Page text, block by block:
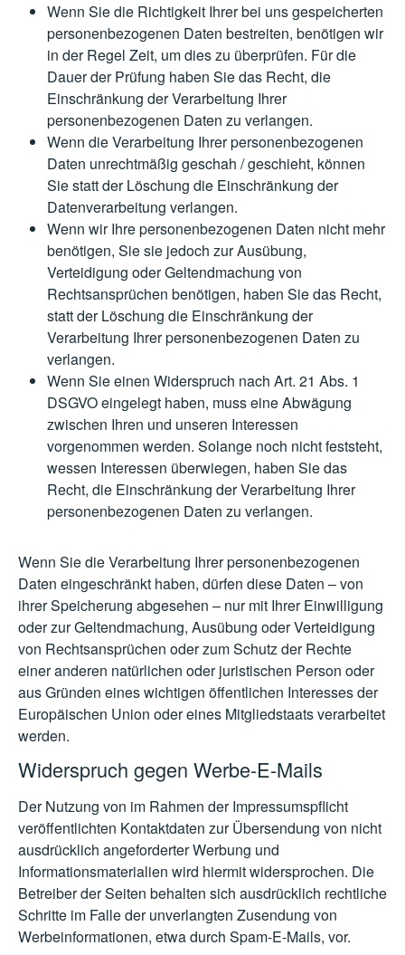
Wenn Sie die Richtigkeit Ihrer bei uns gespeicherten
personenbezogenen Daten bestreiten, benötigen wir
in der Regel Zeit, um dies zu überprüfen. Für die
Dauer der Prüfung haben Sie das Recht, die
Einschränkung der Verarbeitung Ihrer
personenbezogenen Daten zu verlangen.
Wenn die Verarbeitung Ihrer personenbezogenen
Daten unrechtmäßig geschah / geschieht, können
Sie statt der Löschung die Einschränkung der
Datenverarbeitung verlangen.
Wenn wir Ihre personenbezogenen Daten nicht mehr
benötigen, Sie sie jedoch zur Ausübung,
Verteidigung oder Geltendmachung von
Rechtsansprüchen benötigen, haben Sie das Recht,
statt der Löschung die Einschränkung der
Verarbeitung Ihrer personenbezogenen Daten zu
verlangen.
Wenn Sie einen Widerspruch nach Art. 21 Abs. 1
DSGVO eingelegt haben, muss eine Abwägung
zwischen Ihren und unseren Interessen
vorgenommen werden. Solange noch nicht feststeht,
wessen Interessen überwiegen, haben Sie das
Recht, die Einschränkung der Verarbeitung Ihrer
personenbezogenen Daten zu verlangen.
Wenn Sie die Verarbeitung Ihrer personenbezogenen
Daten eingeschränkt haben, dürfen diese Daten – von
ihrer Speicherung abgesehen – nur mit Ihrer Einwilligung
oder zur Geltendmachung, Ausübung oder Verteidigung
von Rechtsansprüchen oder zum Schutz der Rechte
einer anderen natürlichen oder juristischen Person oder
aus Gründen eines wichtigen öffentlichen Interesses der
Europäischen Union oder eines Mitgliedstaats verarbeitet
werden.
Widerspruch gegen Werbe-E-Mails
Der Nutzung von im Rahmen der Impressumspflicht
veröffentlichten Kontaktdaten zur Übersendung von nicht
ausdrücklich angeforderter Werbung und
Informationsmaterialien wird hiermit widersprochen. Die
Betreiber der Seiten behalten sich ausdrücklich rechtliche
Schritte im Falle der unverlangten Zusendung von
Werbeinformationen, etwa durch Spam-E-Mails, vor.